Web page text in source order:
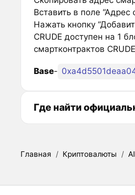
Вставить в поле “Адрес
Нажать кнопку
CRUDE доступен на 1
смартконтрактов
Base-
Где найти
Главная / Криптовалюты /